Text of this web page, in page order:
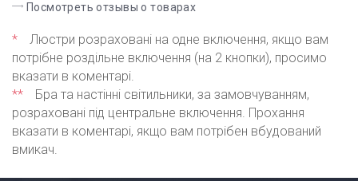
Посмотреть отзывы о товарах
*
Люстри розраховані на одне включення, якщо вам
потрібне роздільне включення (на 2 кнопки), просимо
вказати в коментарі.
**
Бра та настінні світильники, за замовчуванням,
розраховані під центральне включення. Прохання
вказати в коментарі, якщо вам потрібен вбудований
вмикач.